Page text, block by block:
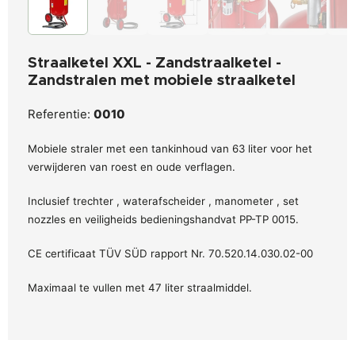
Straalketel XXL - Zandstraalketel -
Zandstralen met mobiele straalketel
Referentie: 0010
Mobiele straler met een tankinhoud van 63 liter voor het
verwijderen van roest en oude verflagen.
Inclusief trechter , waterafscheider , manometer , set
nozzles en veiligheids bedieningshandvat PP-TP 0015.
CE certificaat TÜV SÜD rapport Nr. 70.520.14.030.02-00
Maximaal te vullen met 47 liter straalmiddel.